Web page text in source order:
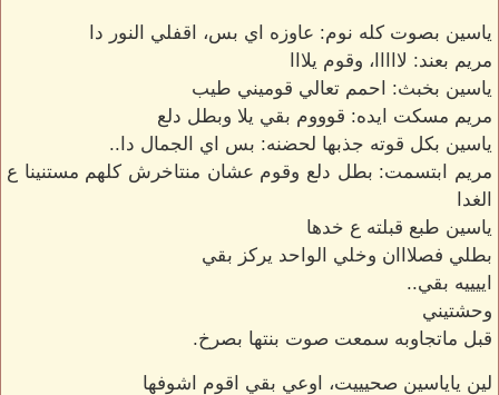
ياسين بصوت كله نوم: عاوزه اي بس، اقفلي النور دا
مريم بعند: لااااا، وقوم يلااا
ياسين بخبث: احمم تعالي قوميني طيب
مريم مسكت ايده: قوووم بقي يلا وبطل دلع
ياسين بكل قوته جذبها لحضنه: بس اي الجمال دا..
مريم ابتسمت: بطل دلع وقوم عشان منتاخرش كلهم مستنينا ع
الغدا
ياسين طبع قبلته ع خدها
بطلي فصلااان وخلي الواحد يركز بقي
اييييه بقي..
وحشتيني
قبل ماتجاوبه سمعت صوت بنتها بصرخ.
لين ياياسين صحيييت، اوعي بقي اقوم اشوفها